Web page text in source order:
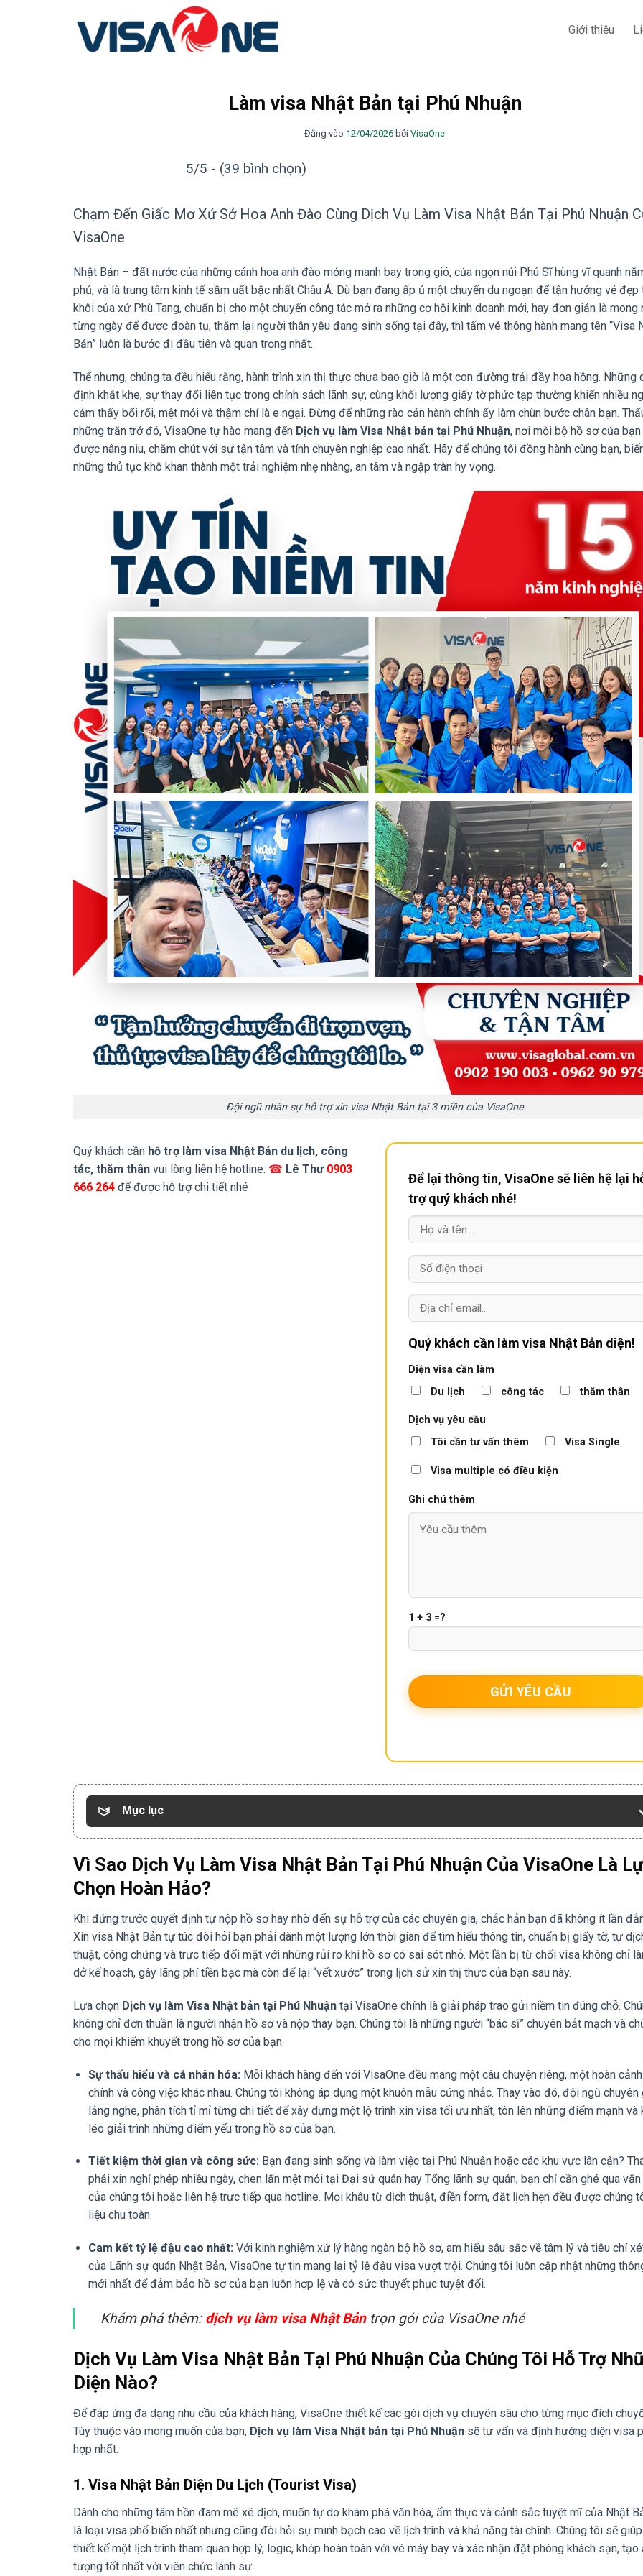
Giới thiệu
Làm visa Nhật Bản tại Phú Nhuận
Đăng vào 12/04/2026 bởi VisaOne
5/5 - (39 bình chọn)
Chạm Đến Giấc Mơ Xứ Sở Hoa Anh Đào Cùng Dịch Vụ Làm Visa Nhật Bản Tại Phú Nhuận
VisaOne
Nhật Bản – đất nước của những cánh hoa anh đào mỏng manh bay trong gió, của ngọn núi Phú Sĩ hùng vĩ quanh
phủ, và là trung tâm kinh tế sầm uất bậc nhất Châu Á. Dù bạn đang ấp ủ một chuyến du ngoạn để tận hưởng vẻ đẹp
khôi của xứ Phù Tang, chuẩn bị cho một chuyến công tác mở ra những cơ hội kinh doanh mới, hay đơn giản là mong
từng ngày để được đoàn tụ, thăm lại người thân yêu đang sinh sống tại đây, thì tấm vé thông hành mang tên “Visa
Bản” luôn là bước đi đầu tiên và quan trọng nhất.
Thế nhưng, chúng ta đều hiểu rằng, hành trình xin thị thực chưa bao giờ là một con đường trải đầy hoa hồng. Những
định khắt khe, sự thay đổi liên tục trong chính sách lãnh sự, cùng khối lượng giấy tờ phức tạp thường khiến nhiều
cảm thấy bối rối, mệt mỏi và thậm chí là e ngại. Đừng để những rào cản hành chính ấy làm chùn bước chân bạn.
những trăn trở đó, VisaOne tự hào mang đến Dịch vụ làm Visa Nhật bản tại Phú Nhuận, nơi mỗi bộ hồ sơ của
được nâng niu, chăm chút với sự tận tâm và tính chuyên nghiệp cao nhất. Hãy để chúng tôi đồng hành cùng bạn,
những thủ tục khô khan thành một trải nghiệm nhẹ nhàng, an tâm và ngập tràn hy vọng.
Đội ngũ nhân sự hỗ trợ xin visa Nhật Bản tại 3 miền của VisaOne
Quý khách cần hỗ trợ làm visa Nhật Bản du lịch, công
tác, thăm thân vui lòng liên hệ hotline: ☎ Lê Thư 0903
666 264 để được hỗ trợ chi tiết nhé
Để lại thông tin, VisaOne sẽ liên hệ lại
trợ quý khách nhé!
Quý khách cần làm visa Nhật Bản diện!
Diện visa cần làm
Du lịch
công tác thăm thân
Dịch vụ yêu cầu
Tôi cần tư vấn thêm
Visa Single
Visa multiple có điều kiện
Ghi chú thêm
1 + 3 =?
Mục lục
Vì Sao Dịch Vụ Làm Visa Nhật Bản Tại Phú Nhuận Của VisaOne Là
Chọn Hoàn Hảo?
Khi đứng trước quyết định tự nộp hồ sơ hay nhờ đến sự hỗ trợ của các chuyên gia, chắc hẳn bạn đã không ít lần
Xin visa Nhật Bản tự túc đòi hỏi bạn phải dành một lượng lớn thời gian để tìm hiểu thông tin, chuẩn bị giấy tờ, tự
thuật, công chứng và trực tiếp đối mặt với những rủi ro khi hồ sơ có sai sót nhỏ. Một lần bị từ chối visa không chỉ
dở kế hoạch, gây lãng phí tiền bạc mà còn để lại “vết xước” trong lịch sử xin thị thực của bạn sau này.
Lựa chọn Dịch vụ làm Visa Nhật bản tại Phú Nhuận tại VisaOne chính là giải pháp trao gửi niềm tin đúng chỗ.
không chỉ đơn thuần là người nhận hồ sơ và nộp thay bạn. Chúng tôi là những người “bác sĩ” chuyên bắt mạch và
cho mọi khiếm khuyết trong hồ sơ của bạn.
Sự thấu hiểu và cá nhân hóa: Mỗi khách hàng đến với VisaOne đều mang một câu chuyện riêng, một hoàn
chính và công việc khác nhau. Chúng tôi không áp dụng một khuôn mẫu cứng nhắc. Thay vào đó, đội ngũ chuyên
lắng nghe, phân tích tỉ mỉ từng chi tiết để xây dựng một lộ trình xin visa tối ưu nhất, tôn lên những điểm mạnh và
léo giải trình những điểm yếu trong hồ sơ của bạn.
Tiết kiệm thời gian và công sức: Bạn đang sinh sống và làm việc tại Phú Nhuận hoặc các khu vực lân cận?
phải xin nghỉ phép nhiều ngày, chen lấn mệt mỏi tại Đại sứ quán hay Tổng lãnh sự quán, bạn chỉ cần ghé qua
của chúng tôi hoặc liên hệ trực tiếp qua hotline. Mọi khâu từ dịch thuật, điền form, đặt lịch hẹn đều được chúng
liệu chu toàn.
Cam kết tỷ lệ đậu cao nhất: Với kinh nghiệm xử lý hàng ngàn bộ hồ sơ, am hiểu sâu sắc về tâm lý và tiêu chí
của Lãnh sự quán Nhật Bản, VisaOne tự tin mang lại tỷ lệ đậu visa vượt trội. Chúng tôi luôn cập nhật những
mới nhất để đảm bảo hồ sơ của bạn luôn hợp lệ và có sức thuyết phục tuyệt đối.
Khám phá thêm: dịch vụ làm visa Nhật Bảntrọn gói của VisaOne nhé
Dịch Vụ Làm Visa Nhật Bản Tại Phú Nhuận Của Chúng Tôi Hỗ Trợ
Diện Nào?
Để đáp ứng đa dạng nhu cầu của khách hàng, VisaOne thiết kế các gói dịch vụ chuyên sâu cho từng mục đích
Tùy thuộc vào mong muốn của bạn, Dịch vụ làm Visa Nhật bản tại Phú Nhuận sẽ tư vấn và định hướng diện visa
hợp nhất:
1. Visa Nhật Bản Diện Du Lịch (Tourist Visa)
Dành cho những tâm hồn đam mê xê dịch, muốn tự do khám phá văn hóa, ẩm thực và cảnh sắc tuyệt mĩ của Nhật
là loại visa phổ biến nhất nhưng cũng đòi hỏi sự minh bạch cao về lịch trình và khả năng tài chính. Chúng tôi sẽ
thiết kế một lịch trình tham quan hợp lý, logic, khớp hoàn toàn với vé máy bay và xác nhận đặt phòng khách sạn, tạo
tượng tốt nhất với viên chức lãnh sự.